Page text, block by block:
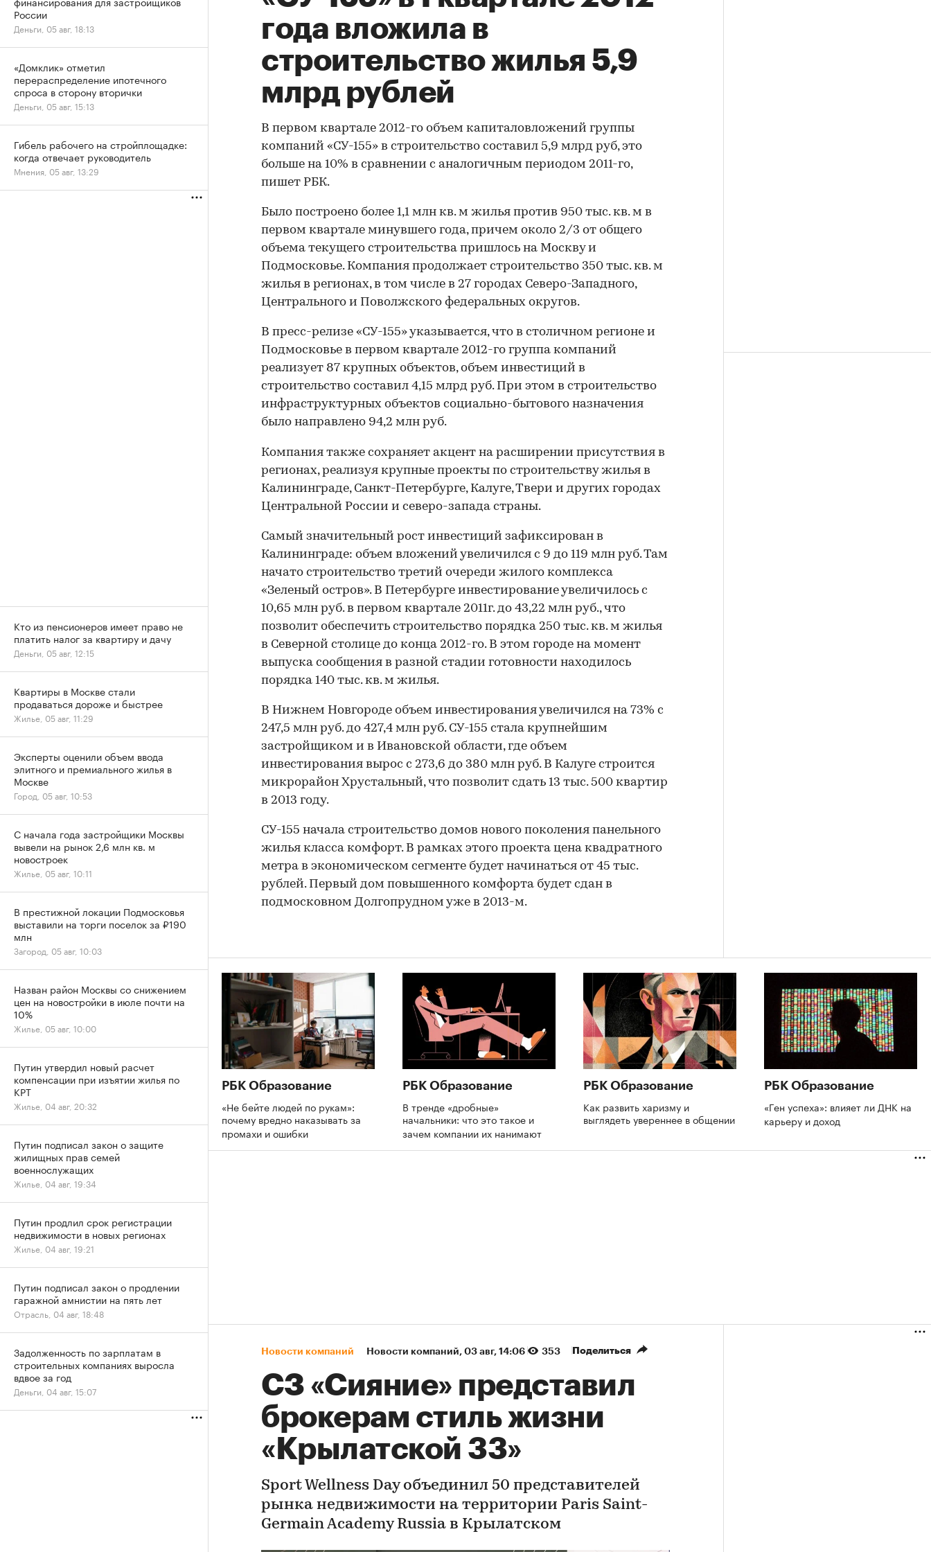
года вложила в
строительство жилья 5,9
млрд рублей
В первом квартале 2012-го объем капиталовложений группы
компаний «СУ-155» в строительство составил 5,9 млрд руб, это
больше на 10% в сравнении с аналогичным периодом 2011-го,
пишет РБК.
Было построено более 1,1 млн кв. м жилья против 950 тыс. кв. м в
первом квартале минувшего года, причем около 2/3 от общего
объема текущего строительства пришлось на Москву и
Подмосковье. Компания продолжает строительство 350 тыс. кв. м
жилья в регионах, в том числе в 27 городах Северо-Западного,
Центрального и Поволжского федеральных округов.
В пресс-релизе «СУ-155» указывается, что в столичном регионе и
Подмосковье в первом квартале 2012-го группа компаний
реализует 87 крупных объектов, объем инвестиций в
строительство составил 4,15 млрд руб. При этом в строительство
инфраструктурных объектов социально-бытового назначения
было направлено 94,2 млн руб.
00:00
Компания также сохраняет акцент на расширении присутствия в
регионах, реализуя крупные проекты по строительству жилья в
Калининграде, Санкт-Петербурге, Калуге, Твери и других городах
Центральной России и северо-запада страны.
Самый значительный рост инвестиций зафиксирован в
Калининграде: объем вложений увеличился с 9 до 119 млн руб. Там
начато строительство третий очереди жилого комплекса
«Зеленый остров». В Петербурге инвестирование увеличилось с
10,65 млн руб. в первом квартале 2011г. до 43,22 млн руб., что
позволит обеспечить строительство порядка 250 тыс. кв. м жилья
в Северной столице до конца 2012-го. В этом городе на момент
выпуска сообщения в разной стадии готовности находилось
порядка 140 тыс. кв. м жилья.
В Нижнем Новгороде объем инвестирования увеличился на 73% с
247,5 млн руб. до 427,4 млн руб. СУ-155 стала крупнейшим
застройщиком и в Ивановской области, где объем
инвестирования вырос с 273,6 до 380 млн руб. В Калуге строится
микрорайон Хрустальный, что позволит сдать 13 тыс. 500 квартир
в 2013 году.
СУ-155 начала строительство домов нового поколения панельного
жилья класса комфорт. В рамках этого проекта цена квадратного
метра в экономическом сегменте будет начинаться от 45 тыс.
рублей. Первый дом повышенного комфорта будет сдан в
подмосковном Долгопрудном уже в 2013-м.
РБК Образование
«Не бейте людей по рукам»:
почему вредно наказывать за
промахи и ошибки
РБК Образование
В тренде «дробные»
начальники: что это такое и
зачем компании их нанимают
РБК Образование
Как развить харизму и
выглядеть увереннее в общении
РБК Образование
«Ген успеха»: влияет ли ДНК на
карьеру и доход
Новости компаний Новости компаний⁠, 03 авг, 14:06 353 Поделиться
СЗ «Сияние» представил
брокерам стиль жизни
«Крылатской 33»
Sport Wellness Day объединил 50 представителей
рынка недвижимости на территории Paris Saint-
Germain Academy Russia в Крылатском
России
Деньги, 05 авг, 18:13
«Домклик» отметил
перераспределение ипотечного
спроса в сторону вторички
Деньги, 05 авг, 15:13
Гибель рабочего на стройплощадке:
когда отвечает руководитель
Мнения, 05 авг, 13:29
Кто из пенсионеров имеет право не
платить налог за квартиру и дачу
Деньги, 05 авг, 12:15
Квартиры в Москве стали
продаваться дороже и быстрее
Жилье, 05 авг, 11:29
Эксперты оценили объем ввода
элитного и премиального жилья в
Москве
Город, 05 авг, 10:53
С начала года застройщики Москвы
вывели на рынок 2,6 млн кв. м
новостроек
Жилье, 05 авг, 10:11
В престижной локации Подмосковья
выставили на торги поселок за ₽190
млн
Загород, 05 авг, 10:03
Назван район Москвы со снижением
цен на новостройки в июле почти на
10%
Жилье, 05 авг, 10:00
Путин утвердил новый расчет
компенсации при изъятии жилья по
КРТ
Жилье, 04 авг, 20:32
Путин подписал закон о защите
жилищных прав семей
военнослужащих
Жилье, 04 авг, 19:34
Путин продлил срок регистрации
недвижимости в новых регионах
Жилье, 04 авг, 19:21
Путин подписал закон о продлении
гаражной амнистии на пять лет
Отрасль, 04 авг, 18:48
Задолженность по зарплатам в
строительных компаниях выросла
вдвое за год
Деньги, 04 авг, 15:07